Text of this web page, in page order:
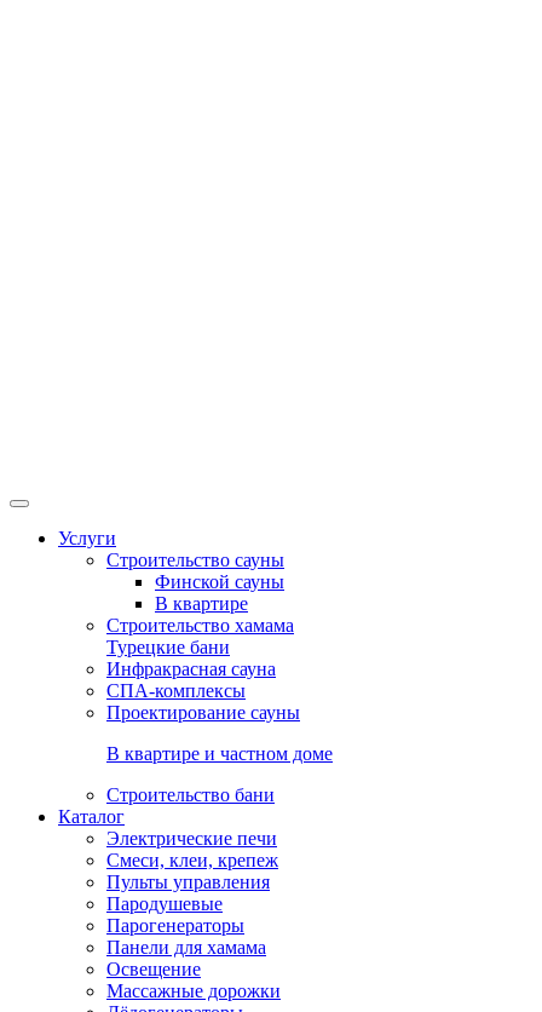
Услуги
Строительство сауны
Финской сауны
В квартире
Строительство хамама
Турецкие бани
Инфракрасная сауна
СПА-комплексы
Проектирование сауны
В квартире и частном доме
Строительство бани
Каталог
Электрические печи
Смеси, клеи, крепеж
Пульты управления
Пародушевые
Парогенераторы
Панели для хамама
Освещение
Массажные дорожки